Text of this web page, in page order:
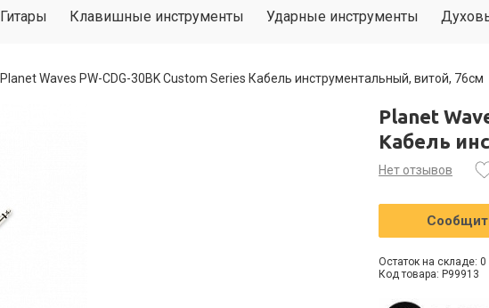
Гитары Клавишные инструменты Ударные инструменты
Planet Waves PW-CDG-30BK Custom Series Кабель инструментальный, витой, 76см
Planet
Кабель
Нет отзывов
Остаток на складе: 0
Код товара: P99913